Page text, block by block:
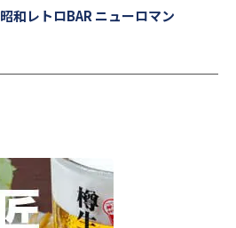
昭和レトロBAR ニューロマン